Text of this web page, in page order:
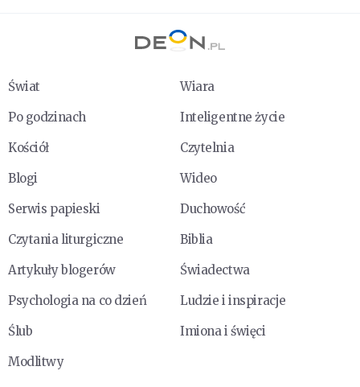
Świat
Wiara
Po godzinach
Inteligentne życie
Kościół
Czytelnia
Blogi
Wideo
Serwis papieski
Duchowość
Czytania liturgiczne
Biblia
Artykuły blogerów
Świadectwa
Psychologia na co dzień
Ludzie i inspiracje
Ślub
Imiona i święci
Modlitwy